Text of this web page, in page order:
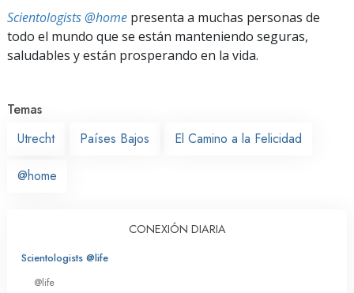
Scientologists @home presenta a muchas personas de
todo el mundo que se están manteniendo seguras,
saludables y están prosperando en la vida.
Temas
Utrecht
Países Bajos El Camino a la Felicidad
@home
CONEXIÓN DIARIA
Scientologists @life
@life